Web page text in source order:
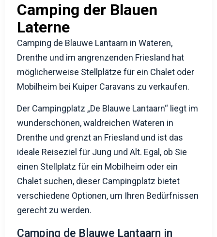
Camping der Blauen
Laterne
Camping de Blauwe Lantaarn in Wateren,
Drenthe und im angrenzenden Friesland hat
möglicherweise Stellplätze für ein Chalet oder
Mobilheim bei Kuiper Caravans zu verkaufen.
Der Campingplatz „De Blauwe Lantaarn“ liegt im
wunderschönen, waldreichen Wateren in
Drenthe und grenzt an Friesland und ist das
ideale Reiseziel für Jung und Alt. Egal, ob Sie
einen Stellplatz für ein Mobilheim oder ein
Chalet suchen, dieser Campingplatz bietet
verschiedene Optionen, um Ihren Bedürfnissen
gerecht zu werden.
Camping de Blauwe Lantaarn in